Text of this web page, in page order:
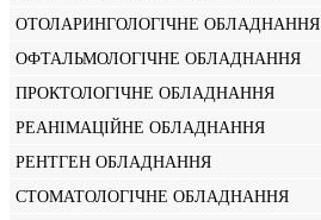
ОТОЛАРИНГОЛОГІЧНЕ ОБЛАДНАННЯ
ОФТАЛЬМОЛОГІЧНЕ ОБЛАДНАННЯ
ПРОКТОЛОГІЧНЕ ОБЛАДНАННЯ
РЕАНІМАЦІЙНЕ ОБЛАДНАННЯ
РЕНТГЕН ОБЛАДНАННЯ
СТОМАТОЛОГІЧНЕ ОБЛАДНАННЯ